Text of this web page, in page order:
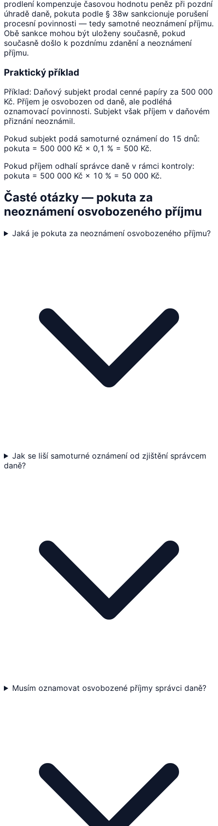
prodlení kompenzuje časovou hodnotu peněz při pozdní
úhradě daně, pokuta podle § 38w sankcionuje porušení
procesní povinnosti — tedy samotné neoznámení příjmu.
Obě sankce mohou být uloženy současně, pokud
současně došlo k pozdnímu zdanění a neoznámení
příjmu.
Praktický příklad
Příklad: Daňový subjekt prodal cenné papíry za 500 000
Kč. Příjem je osvobozen od daně, ale podléhá
oznamovací povinnosti. Subjekt však příjem v daňovém
přiznání neoznámil.
Pokud subjekt podá samoturné oznámení do 15 dnů:
pokuta = 500 000 Kč × 0,1 % = 500 Kč.
Pokud příjem odhalí správce daně v rámci kontroly:
pokuta = 500 000 Kč × 10 % = 50 000 Kč.
Časté otázky — pokuta za
neoznámení osvobozeného příjmu
Jaká je pokuta za neoznámení osvobozeného příjmu?
Jak se liší samoturné oznámení od zjištění správcem
daně?
Musím oznamovat osvobozené příjmy správci daně?